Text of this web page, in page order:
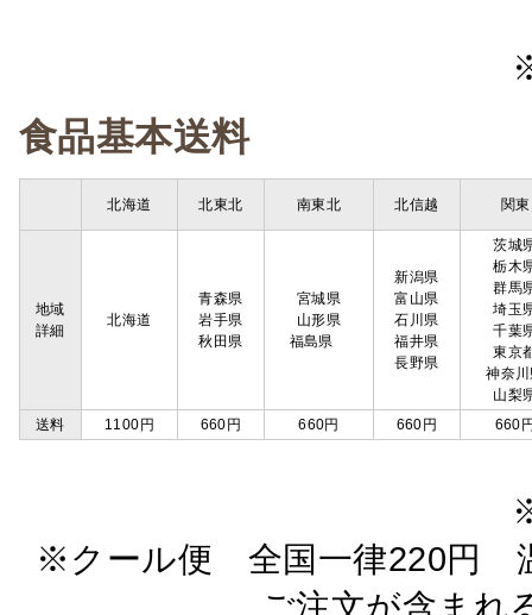
食品基本送料
北海道 北東北 南東北 北信越 関東
地域
詳細
北海道
青森県
岩手県
秋田県
宮城県
山形県
福島県
新潟県
富山県
石川県
福井県
長野県
茨城
栃木
群馬
埼玉
千葉
東京
神奈
山梨
送料
1100円 660円 660円 660円 660
※クール便 全国一律220円
ご注文が含ま